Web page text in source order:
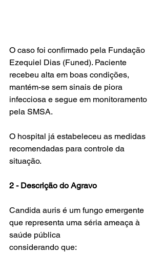
O caso foi confirmado pela Fundação
Ezequiel Dias (Funed). Paciente
recebeu alta em boas condições,
mantém-se sem sinais de piora
infecciosa e segue em monitoramento
pela SMSA.
O hospital já estabeleceu as medidas
recomendadas para controle da
situação.
2 - Descrição do Agravo
Candida auris é um fungo emergente
que representa uma séria ameaça à
saúde pública
considerando que: